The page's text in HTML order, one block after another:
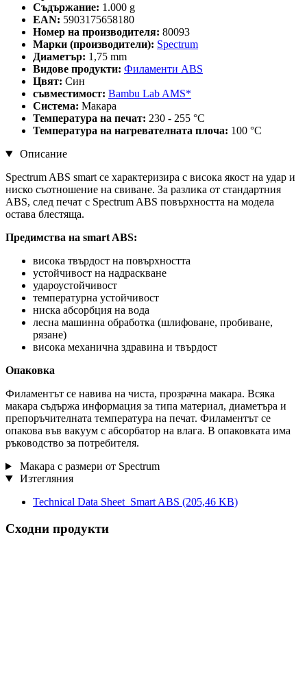
Съдържание: 1.000 g
EAN: 5903175658180
Номер на производителя: 80093
Марки (производители): Spectrum
Диаметър: 1,75 mm
Видове продукти: Филаменти ABS
Цвят: Син
съвместимост: Bambu Lab AMS*
Система: Макара
Температура на печат: 230 - 255 °C
Температура на нагревателната плоча: 100 °C
Описание
Spectrum ABS smart се характеризира с висока якост на удар и
ниско съотношение на свиване. За разлика от стандартния
ABS, след печат с Spectrum ABS повърхността на модела
остава блестяща.
Предимства на smart ABS:
висока твърдост на повърхността
устойчивост на надраскване
удароустойчивост
температурна устойчивост
ниска абсорбция на вода
лесна машинна обработка (шлифоване, пробиване,
рязане)
висока механична здравина и твърдост
Опаковка
Филаментът се навива на чиста, прозрачна макара. Всяка
макара съдържа информация за типа материал, диаметъра и
препоръчителната температура на печат. Филаментът се
опакова във вакуум с абсорбатор на влага. В опаковката има
ръководство за потребителя.
Макара с размери от Spectrum
Изтегляния
Technical Data Sheet_Smart ABS (205,46 KB)
Сходни продукти